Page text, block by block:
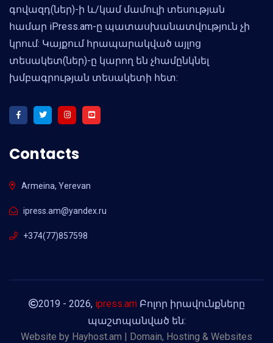
գովազդ(ներ)-ի և/կամ մամուլի տեսության
համար iPress.am-ը պատասխանատվություն չի
կրում: Կայքում հրապարակված այլոց
տեսակետ(ներ)-ը կարող են չհամընկնել
խմբագրության տեսակետի հետ:
Contacts
Armeina, Yerevan
ipress.am@yandex.ru
+374(77)857598
2019 - 2026, ipress.amԲոլոր իրավունքները
պաշտպանված են:
Website by Hayhost.am | Domain, Hosting & Websites